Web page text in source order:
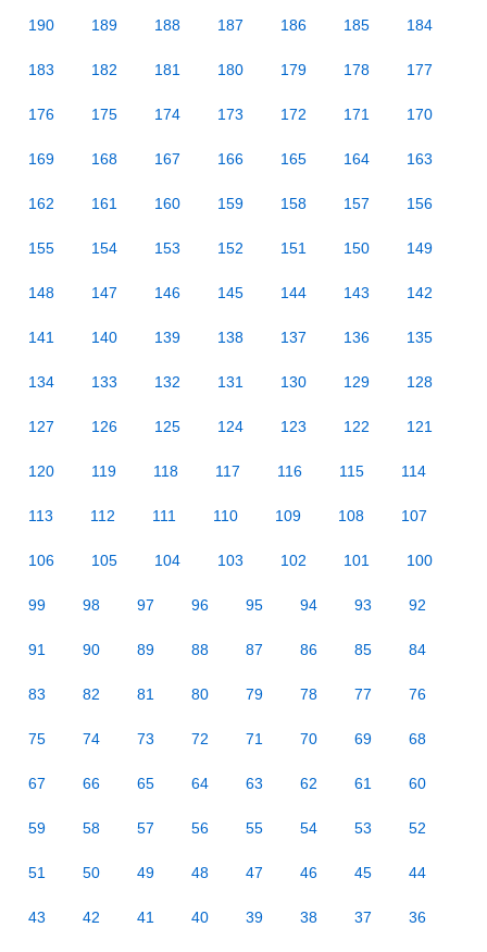
190 189 188 187 186 185 184
183 182 181 180 179 178 177
176 175 174 173 172 171 170
169 168 167 166 165 164 163
162 161 160 159 158 157 156
155 154 153 152 151 150 149
148 147 146 145 144 143 142
141 140 139 138 137 136 135
134 133 132 131 130 129 128
127 126 125 124 123 122 121
120 119 118 117 116 115 114
113 112 111 110 109 108 107
106 105 104 103 102 101 100
99 98 97 96 95 94 93 92
91 90 89 88 87 86 85 84
83 82 81 80 79 78 77 76
75 74 73 72 71 70 69 68
67 66 65 64 63 62 61 60
59 58 57 56 55 54 53 52
51 50 49 48 47 46 45 44
43 42 41 40 39 38 37 36